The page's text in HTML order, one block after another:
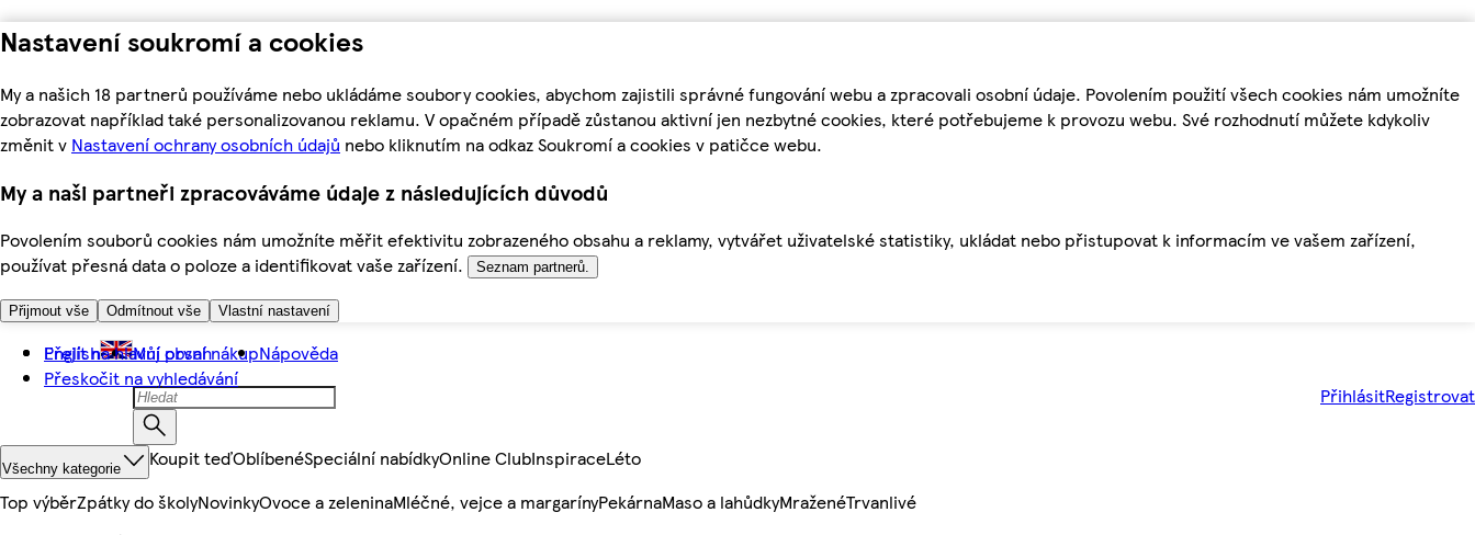
Nastavení soukromí a cookies
My a našich 18 partnerů používáme nebo ukládáme soubory cookies, abychom zajistili správné fungování webu a zpracovali osobní údaje. Povolením použití všech cookies nám umožníte
zobrazovat například také personalizovanou reklamu. V opačném případě zůstanou aktivní jen nezbytné cookies, které potřebujeme k provozu webu. Své rozhodnutí můžete kdykoliv
změnit v Nastavení ochrany osobních údajů nebo kliknutím na odkaz Soukromí a cookies v patičce webu.
My a naši partneři zpracováváme údaje z následujících důvodů
Povolením souborů cookies nám umožníte měřit efektivitu zobrazeného obsahu a reklamy, vytvářet uživatelské statistiky, ukládat nebo přistupovat k informacím ve vašem zařízení,
používat přesná data o poloze a identifikovat vaše zařízení.
Seznam partnerů.
Přijmout vše Odmítnout vše Vlastní nastavení
Přejít na hlavní obsah
Přeskočit na vyhledávání
English Můj první nákupNápověda
PřihlásitRegistrovat
Všechny kategorie Koupit teďOblíbenéSpeciální nabídkyOnline ClubInspiraceLéto
Top výběrZpátky do školyNovinkyOvoce a zeleninaMléčné, vejce a margarínyPekárnaMaso a lahůdkyMraženéTrvanlivé